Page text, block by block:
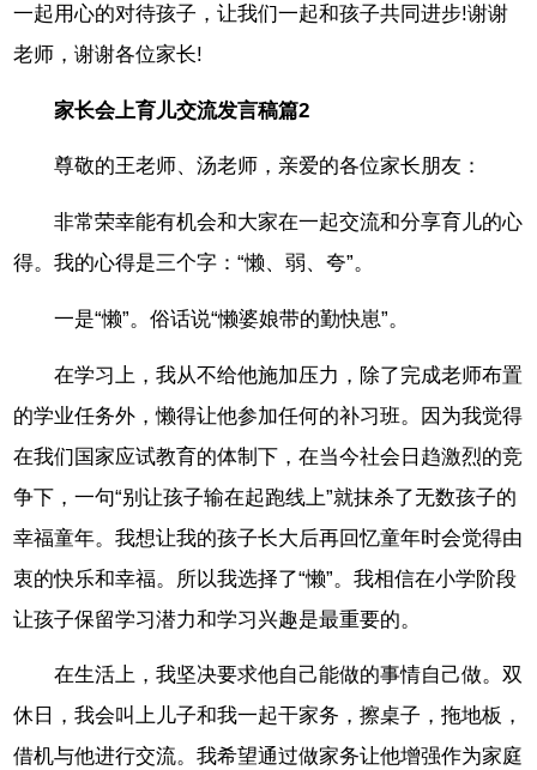
一起用心的对待孩子，让我们一起和孩子共同进步!谢谢
老师，谢谢各位家长!
家长会上育儿交流发言稿篇2
尊敬的王老师、汤老师，亲爱的各位家长朋友：
非常荣幸能有机会和大家在一起交流和分享育儿的心
得。我的心得是三个字：“懒、弱、夸”。
一是“懒”。俗话说“懒婆娘带的勤快崽”。
在学习上，我从不给他施加压力，除了完成老师布置
的学业任务外，懒得让他参加任何的补习班。因为我觉得
在我们国家应试教育的体制下，在当今社会日趋激烈的竞
争下，一句“别让孩子输在起跑线上”就抹杀了无数孩子的
幸福童年。我想让我的孩子长大后再回忆童年时会觉得由
衷的快乐和幸福。所以我选择了“懒”。我相信在小学阶段
让孩子保留学习潜力和学习兴趣是最重要的。
在生活上，我坚决要求他自己能做的事情自己做。双
休日，我会叫上儿子和我一起干家务，擦桌子，拖地板，
借机与他进行交流。我希望通过做家务让他增强作为家庭